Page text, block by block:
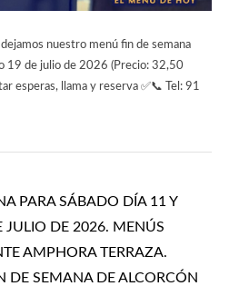
nuestro menú fin de semana
19 de julio de 2026 (Precio: 32,50
esperas, llama y reserva ✅📞 Tel: 91
PARA SÁBADO DÍA 11 Y
DE 2026. MENÚS
AMPHORA TERRAZA.
DE SEMANA DE ALCORCÓN